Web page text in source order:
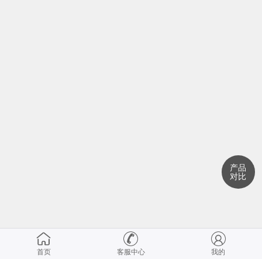
产品
对比
首页 客服中心 我的